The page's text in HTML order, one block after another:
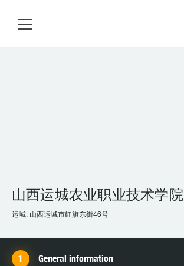
山西运城农业职业技术学院
运城, 山西运城市红旗东街46号
General information